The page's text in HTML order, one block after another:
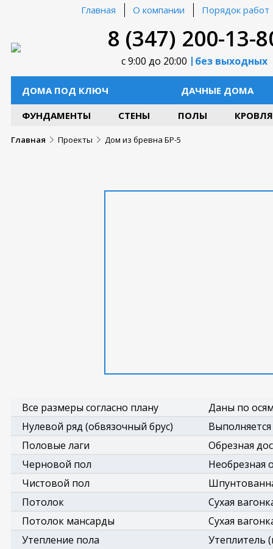
Главная О компании Порядок работ
8 (347) 200-13-
с 9:00 до 20:00 без выходных
ДОМА ПОД КЛЮЧ ДАЧНЫЕ ДОМА
ФУНДАМЕНТЫ СТЕНЫ ПОЛЫ КРОВЛЯ
Главная Проекты Дом из бревна БР-5
Все размеры согласно плану
Даны по
Нулевой ряд (обвязочный брус)
Половые лаги
Обрезная
Черновой пол
Необрезная
Чистовой пол
Потолок
Сухая
Потолок мансарды
Сухая
Утепление пола
Утеплитель